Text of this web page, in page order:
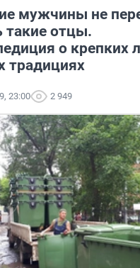
мужчины не
такие отцы.
о крепких
традициях
23:00 2 949